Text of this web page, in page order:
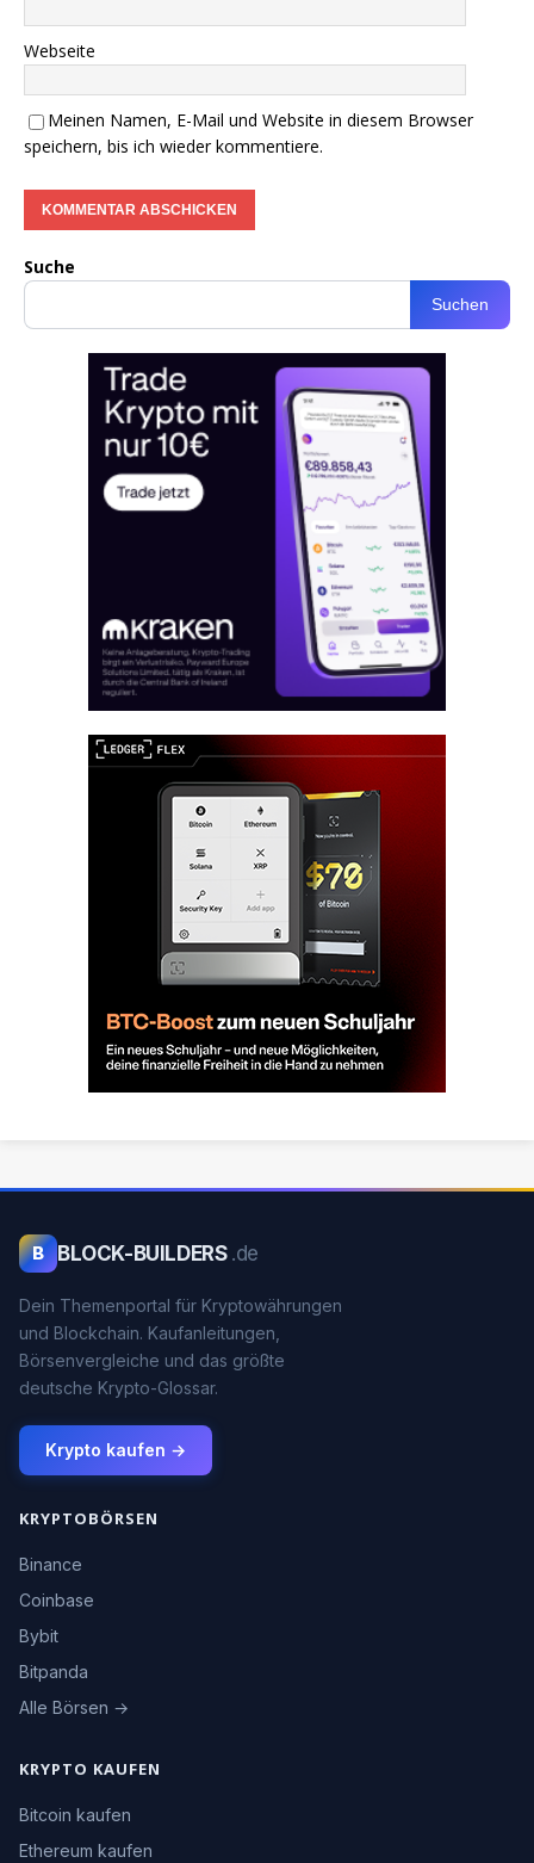
Webseite
Meinen Namen, E-Mail und Website in diesem Browser
speichern, bis ich wieder kommentiere.
Suche
Suchen
B BLOCK-BUILDERS .de
Dein Themenportal für Kryptowährungen
und Blockchain. Kaufanleitungen,
Börsenvergleiche und das größte
deutsche Krypto-Glossar.
Krypto kaufen →
KRYPTOBÖRSEN
Binance
Coinbase
Bybit
Bitpanda
Alle Börsen →
KRYPTO KAUFEN
Bitcoin kaufen
Ethereum kaufen